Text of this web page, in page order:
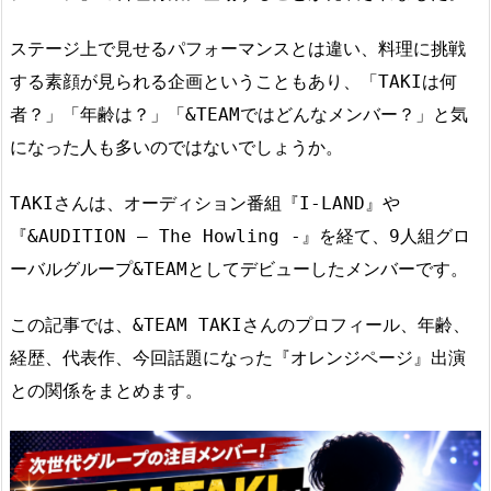
ステージ上で見せるパフォーマンスとは違い、料理に挑戦
する素顔が見られる企画ということもあり、「TAKIは何
者？」「年齢は？」「&TEAMではどんなメンバー？」と気
になった人も多いのではないでしょうか。
TAKIさんは、オーディション番組『I-LAND』や
『&AUDITION – The Howling -』を経て、9人組グロ
ーバルグループ&TEAMとしてデビューしたメンバーです。
この記事では、&TEAM TAKIさんのプロフィール、年齢、
経歴、代表作、今回話題になった『オレンジページ』出演
との関係をまとめます。